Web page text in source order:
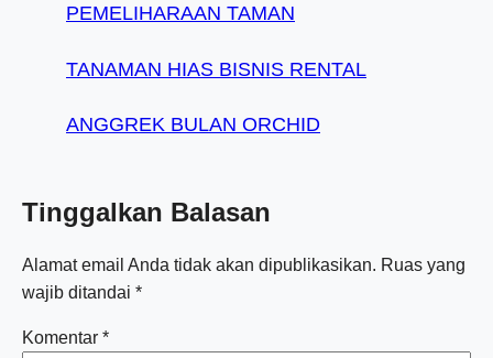
PEMELIHARAAN TAMAN
TANAMAN HIAS BISNIS RENTAL
ANGGREK BULAN ORCHID
Tinggalkan Balasan
Alamat email Anda tidak akan dipublikasikan. Ruas yang
wajib ditandai *
Komentar *